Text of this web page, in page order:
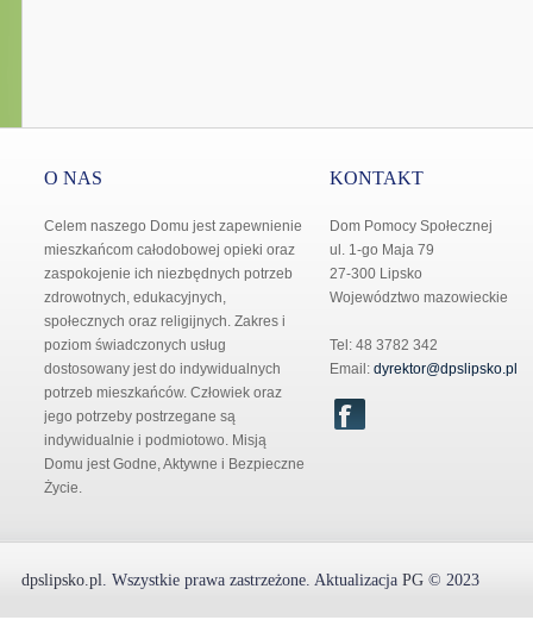
O NAS
Celem naszego Domu jest zapewnienie
mieszkańcom całodobowej opieki oraz
zaspokojenie ich niezbędnych potrzeb
zdrowotnych, edukacyjnych,
społecznych oraz religijnych. Zakres i
poziom świadczonych usług
dostosowany jest do indywidualnych
potrzeb mieszkańców. Człowiek oraz
jego potrzeby postrzegane są
indywidualnie i podmiotowo. Misją
Domu jest Godne, Aktywne i Bezpieczne
Życie.
KONTAKT
Dom Pomocy Społecznej
ul. 1-go Maja 79
27-300 Lipsko
Województwo mazowieckie
Tel: 48 3782 342
Email: dyrektor@dpslipsko.pl
dpslipsko.pl. Wszystkie prawa zastrzeżone. Aktualizacja PG © 2023